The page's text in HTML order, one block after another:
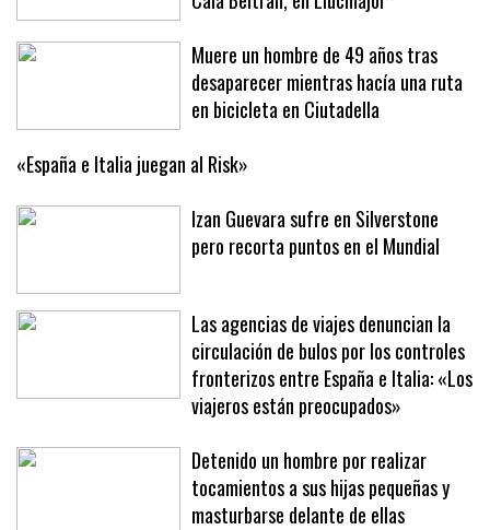
Muere un hombre de 49 años tras
desaparecer mientras hacía una ruta
en bicicleta en Ciutadella
«España e Italia juegan al Risk»
Izan Guevara sufre en Silverstone
pero recorta puntos en el Mundial
Las agencias de viajes denuncian la
circulación de bulos por los controles
fronterizos entre España e Italia: «Los
viajeros están preocupados»
Detenido un hombre por realizar
tocamientos a sus hijas pequeñas y
masturbarse delante de ellas